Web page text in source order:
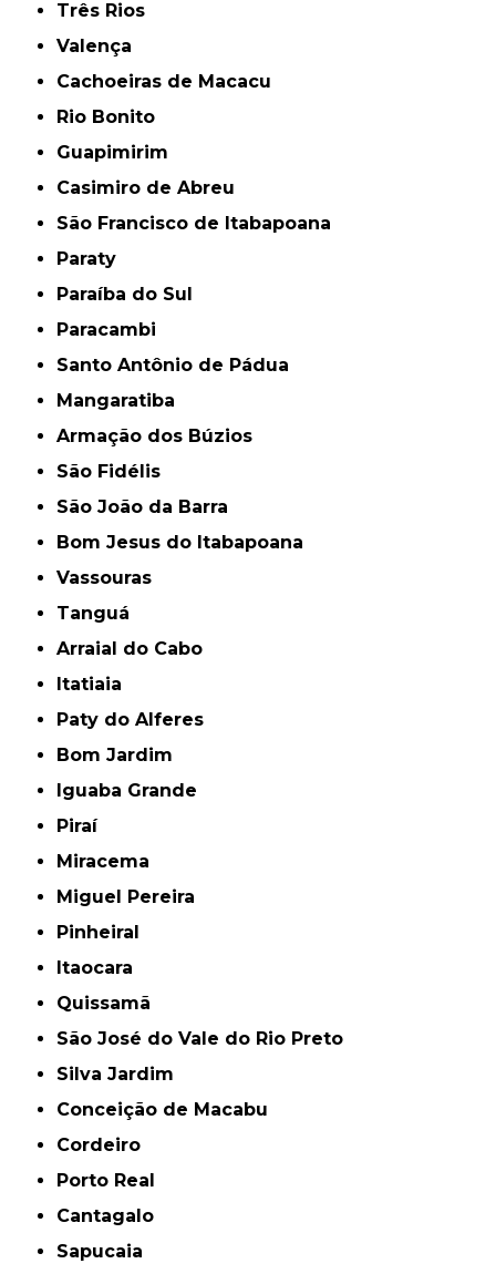
Três Rios
Valença
Cachoeiras de Macacu
Rio Bonito
Guapimirim
Casimiro de Abreu
São Francisco de Itabapoana
Paraty
Paraíba do Sul
Paracambi
Santo Antônio de Pádua
Mangaratiba
Armação dos Búzios
São Fidélis
São João da Barra
Bom Jesus do Itabapoana
Vassouras
Tanguá
Arraial do Cabo
Itatiaia
Paty do Alferes
Bom Jardim
Iguaba Grande
Piraí
Miracema
Miguel Pereira
Pinheiral
Itaocara
Quissamã
São José do Vale do Rio Preto
Silva Jardim
Conceição de Macabu
Cordeiro
Porto Real
Cantagalo
Sapucaia